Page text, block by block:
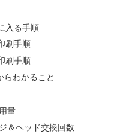
入る手順
刷手順
刷手順
らわかること
量
＆ヘッド交換回数